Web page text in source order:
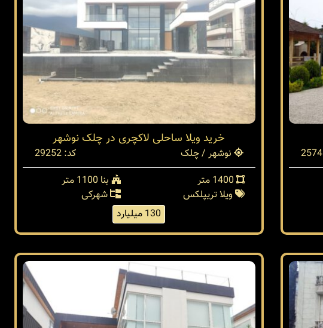
خرید ویلا ساحلی لاکچری در چلک نوشهر
نوشهر / چلک
کد: 29252
بنا 1100 متر
ویلا تریپلکس
شهرکی
130 میلیارد